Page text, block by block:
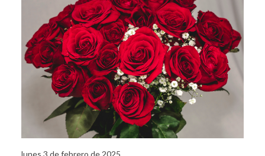
lunes 3 de febrero de 2025